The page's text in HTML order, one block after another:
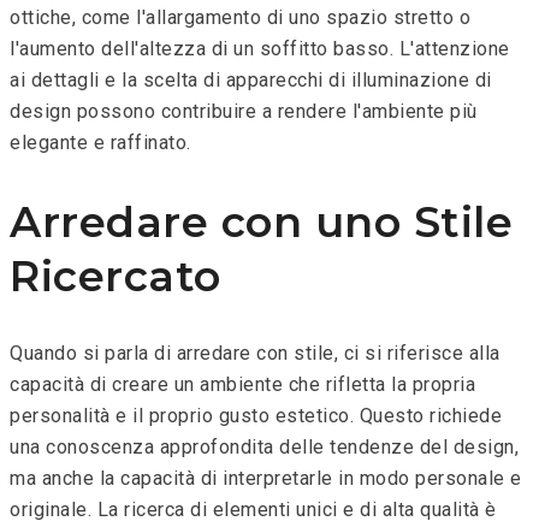
ottiche, come l'allargamento di uno spazio stretto o
l'aumento dell'altezza di un soffitto basso. L'attenzione
ai dettagli e la scelta di apparecchi di illuminazione di
design possono contribuire a rendere l'ambiente più
elegante e raffinato.
Arredare con uno Stile
Ricercato
Quando si parla di arredare con stile, ci si riferisce alla
capacità di creare un ambiente che rifletta la propria
personalità e il proprio gusto estetico. Questo richiede
una conoscenza approfondita delle tendenze del design,
ma anche la capacità di interpretarle in modo personale e
originale. La ricerca di elementi unici e di alta qualità è